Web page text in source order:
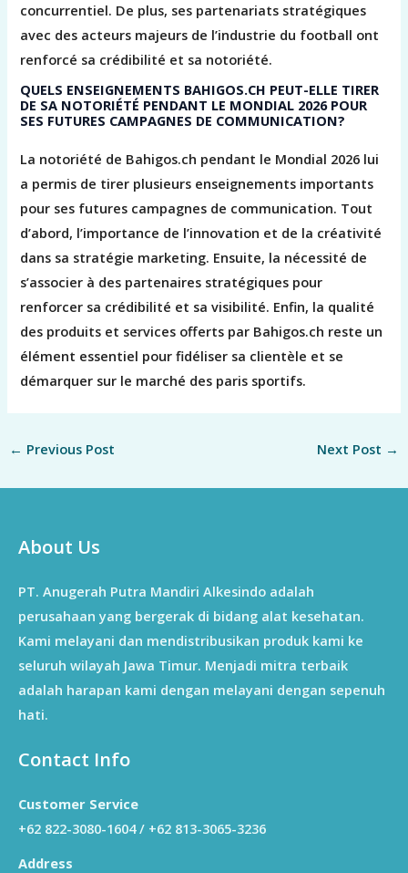
concurrentiel. De plus, ses partenariats stratégiques
avec des acteurs majeurs de l’industrie du football ont
renforcé sa crédibilité et sa notoriété.
QUELS ENSEIGNEMENTS BAHIGOS.CH PEUT-ELLE TIRER
DE SA NOTORIÉTÉ PENDANT LE MONDIAL 2026 POUR
SES FUTURES CAMPAGNES DE COMMUNICATION?
La notoriété de Bahigos.ch pendant le Mondial 2026 lui
a permis de tirer plusieurs enseignements importants
pour ses futures campagnes de communication. Tout
d’abord, l’importance de l’innovation et de la créativité
dans sa stratégie marketing. Ensuite, la nécessité de
s’associer à des partenaires stratégiques pour
renforcer sa crédibilité et sa visibilité. Enfin, la qualité
des produits et services offerts par Bahigos.ch reste un
élément essentiel pour fidéliser sa clientèle et se
démarquer sur le marché des paris sportifs.
← Previous Post Next Post →
About Us
PT. Anugerah Putra Mandiri Alkesindo adalah
perusahaan yang bergerak di bidang alat kesehatan.
Kami melayani dan mendistribusikan produk kami ke
seluruh wilayah Jawa Timur. Menjadi mitra terbaik
adalah harapan kami dengan melayani dengan sepenuh
hati.
Contact Info
Customer Service
+62 822-3080-1604 / +62 813-3065-3236
Address